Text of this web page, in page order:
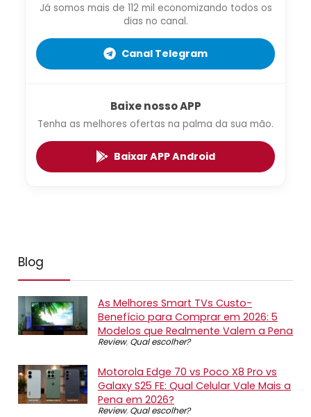
Já somos mais de 112 mil economizando todos os
dias no canal.
Canal Telegram
Baixe nosso APP
Tenha as melhores ofertas na palma da sua mão.
Baixar APP Android
Blog
As Melhores Smart TVs Custo-
Benefício para Comprar em 2026: 5
Modelos que Realmente Valem a Pena
Review, Qual escolher?
Motorola Edge 70 vs Poco X8 Pro vs
Galaxy S25 FE: Qual Celular Vale Mais a
Pena em 2026?
Review, Qual escolher?